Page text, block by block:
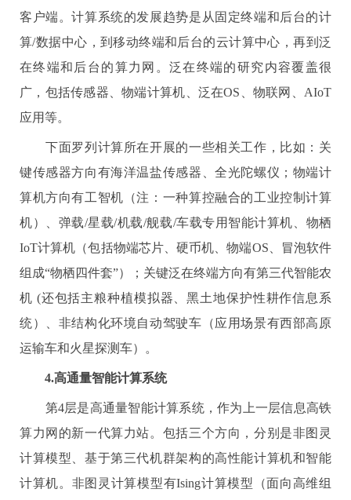
客户端。计算系统的发展趋势是从固定终端和后台的计
算/数据中心，到移动终端和后台的云计算中心，再到泛
在终端和后台的算力网。泛在终端的研究内容覆盖很
广，包括传感器、物端计算机、泛在OS 、物联网、 AIoT
应用等。
下面罗列计算所在开展的一些相关工作，比如：关
键传感器方向有海洋温盐传感器、全光陀螺仪；物端计
算机方向有工智机（注：一种算控融合的工业控制计算
机）、弹载/星载/机载/舰载/车载专用智能计算机、物栖
IoT计算机（包括物端芯片、硬币机、物端OS 、冒泡软件
组成“物栖四件套”）；关键泛在终端方向有第三代智能农
机 (还包括主粮种植模拟器、黑土地保护性耕作信息系
统）、非结构化环境自动驾驶车（应用场景有西部高原
运输车和火星探测车）。
4.高通量智能计算系统
第4层是高通量智能计算系统，作为上一层信息高铁
算力网的新一代算力站。包括三个方向，分别是非图灵
计算模型、基于第三代机群架构的高性能计算机和智能
计算机。非图灵计算模型有Ising计算模型（面向高维组